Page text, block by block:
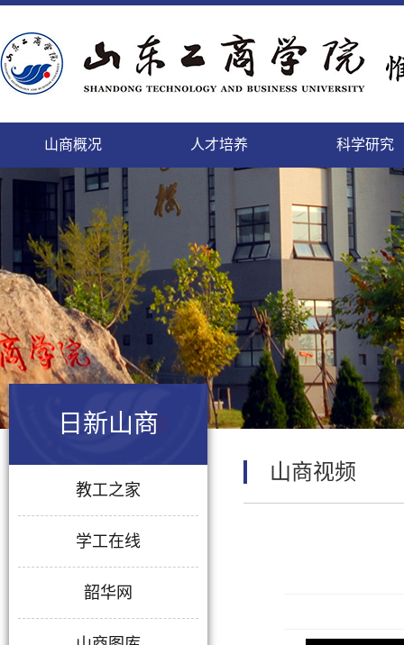
山商概况
精神文明的校园，培养人才的学园
个性发展的乐园，陶冶情操的花园
山商
人才培养
致天下之治者在人才
师者，教之以事而喻诸德
本科生
科学研究
科学研究的进展及其日益扩
充的领域将唤起我们的希望
科研
登高而望远，临海而心阔
依山傍海的她，美景如画，恰如你的风华
正茂
本科生
缓缓西风来，渐渐东风暖
携手赢天下，同创新未来
国内
勤于道义,刚健而日新
这日新月异的变化,来自我们对美好的执着
追求
教工
面朝大海，静待你来
这里有你我最美的梦
人事
微笑最具魅力
细节成就完美
后勤
日新山商
教工之家
学工在线
韶华网
山商视频